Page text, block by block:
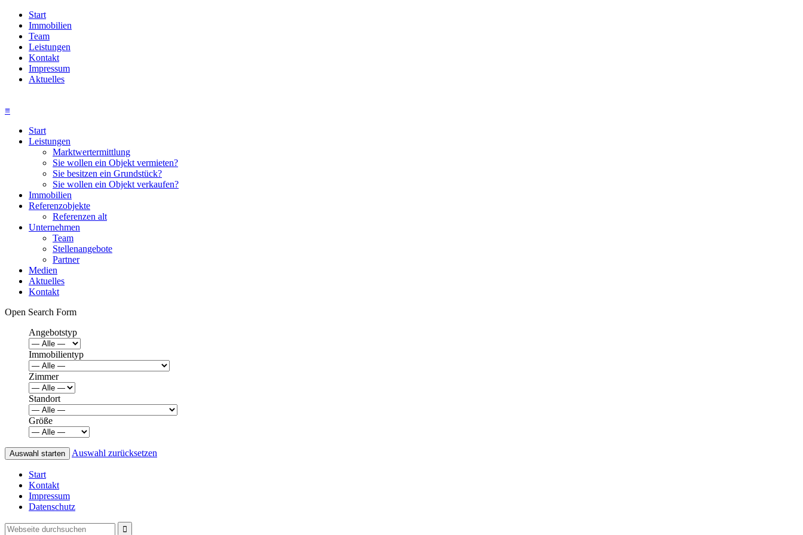
Start
Immobilien
Team
Leistungen
Kontakt
Impressum
Aktuelles
≡
Start
Leistungen
Marktwertermittlung
Sie wollen ein Objekt vermieten?
Sie besitzen ein Grundstück?
Sie wollen ein Objekt verkaufen?
Immobilien
Referenzobjekte
Referenzen alt
Unternehmen
Team
Stellenangebote
Partner
Medien
Aktuelles
Kontakt
Open Search Form
Angebotstyp
Immobilientyp
Zimmer
Standort
Größe
Auswahl zurücksetzen
Start
Kontakt
Impressum
Datenschutz